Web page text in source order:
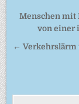
Menschen mit
von einer
← Verkehrslärm